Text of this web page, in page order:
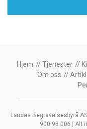
Hjem Tjenester
Om oss
Landes Begravelsesbyrå
900 98 006 | Alt